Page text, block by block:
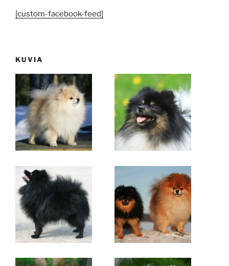
[custom-facebook-feed]
KUVIA